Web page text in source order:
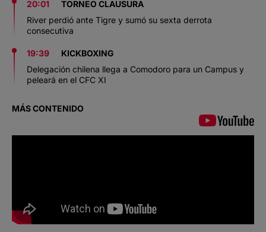
20:01
TORNEO CLAUSURA
River perdió ante Tigre y sumó su sexta derrota
consecutiva
19:39
KICKBOXING
Delegación chilena llega a Comodoro para un Campus y
peleará en el CFC XI
MÁS CONTENIDO